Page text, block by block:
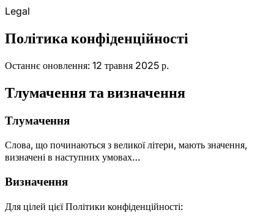
Legal
Політика конфіденційності
Останнє оновлення: 12 травня 2025 р.
Тлумачення та визначення
Тлумачення
Слова, що починаються з великої літери, мають значення,
визначені в наступних умовах…
Визначення
Для цілей цієї Політики конфіденційності: